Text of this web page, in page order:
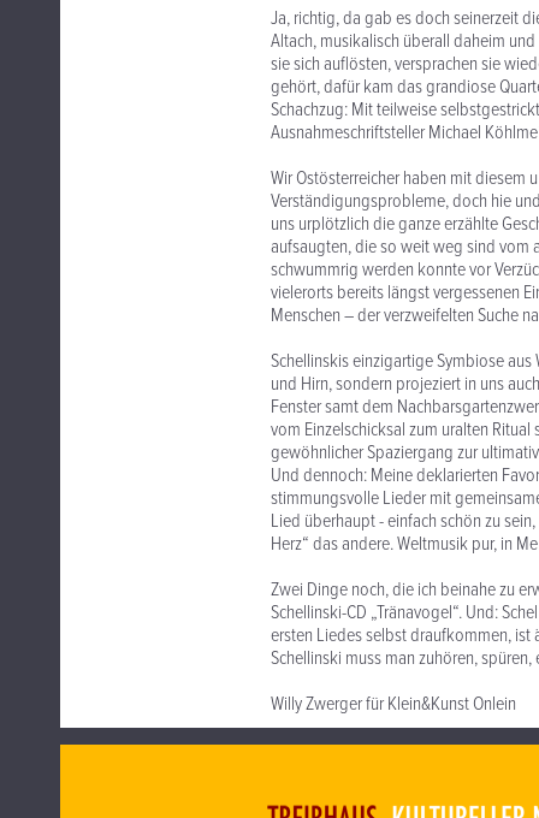
Ja, richtig, da gab es doch seinerzeit
Altach, musikalisch überall daheim
sie sich auflösten, versprachen sie
gehört, dafür kam das grandiose
Schachzug: Mit teilweise
Ausnahmeschriftsteller Michael
Wir Ostösterreicher haben mit diesem
Verständigungsprobleme, doch hie
uns urplötzlich die ganze erzählte
aufsaugten, die so weit weg sind vom
schwummrig werden konnte vor
vielerorts bereits längst vergessenen
Menschen – der verzweifelten Suche
Schellinskis einzigartige Symbiose
und Hirn, sondern projeziert in uns
Fenster samt dem
vom Einzelschicksal zum uralten
gewöhnlicher Spaziergang zur
Und dennoch: Meine deklarierten
stimmungsvolle Lieder mit
Lied überhaupt - einfach schön zu
Herz“ das andere. Weltmusik pur, in
Zwei Dinge noch, die ich beinahe zu
Schellinski-CD „Tränavogel“. Und:
ersten Liedes selbst draufkommen, ist
Schellinski muss man zuhören,
Willy Zwerger für Klein&Kunst Onlein